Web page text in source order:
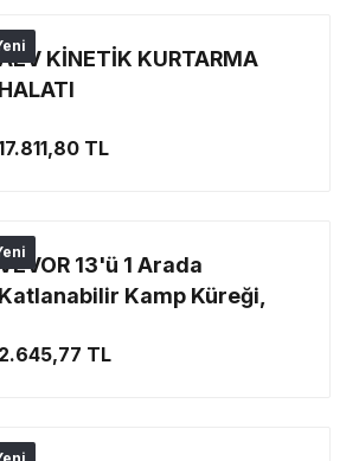
KİNETİK KURTARMA
HALATI
TL
13'ü 1 Arada
Katlanabilir Kamp Küreği,
2.645,77 TL